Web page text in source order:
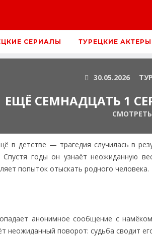
СЕРИАЛЫ ТУРЕЦКИЕ АКТЕРЫ
30.05.2026
ЕЩЁ СЕМНАДЦАТЬ 1
в детстве — трагедия случилась в
Спустя годы он узнаёт неожиданную
попыток отыскать родного человека.
анонимное сообщение с
неожиданный поворот: судьба сводит